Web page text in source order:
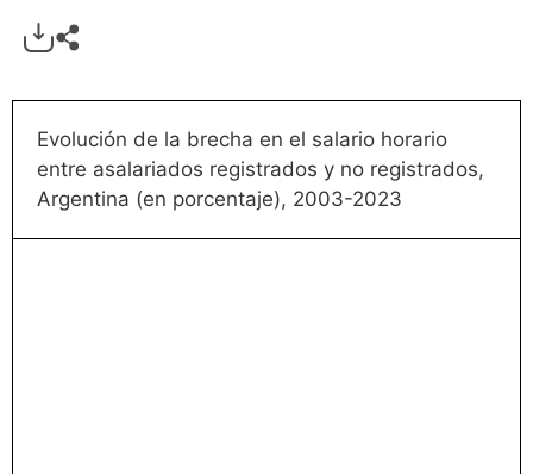
Evolución de la brecha en el salario horario
entre asalariados registrados y no registrados,
Argentina (en porcentaje), 2003-2023